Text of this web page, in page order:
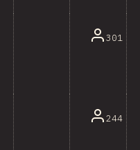
301
244